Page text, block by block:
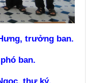
trưởng ban.
ban.